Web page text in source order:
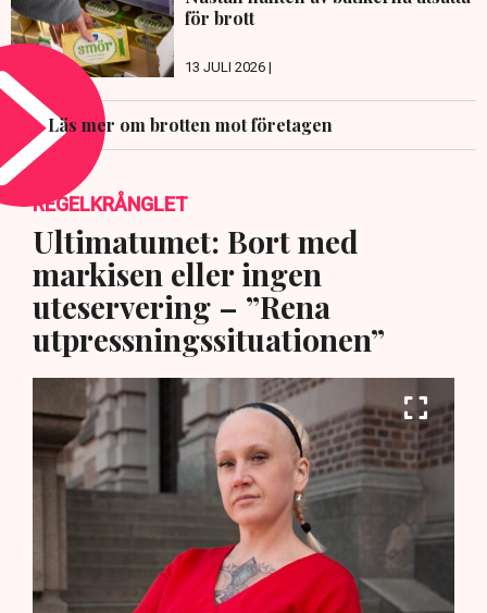
för brott
13 JULI 2026 |
Läs mer om brotten mot företagen
REGELKRÅNGLET
Ultimatumet: Bort med
markisen eller ingen
uteservering – ”Rena
utpressningssituationen”